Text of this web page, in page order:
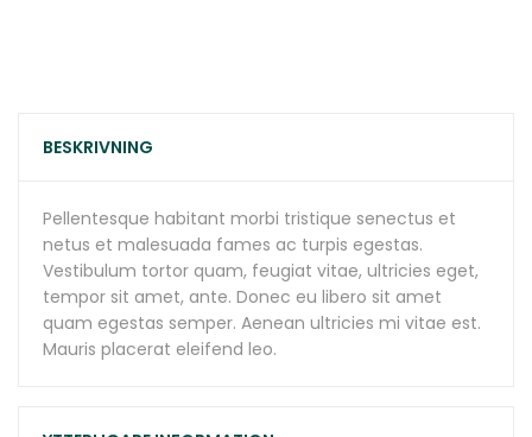
BESKRIVNING
Pellentesque habitant morbi tristique senectus et
netus et malesuada fames ac turpis egestas.
Vestibulum tortor quam, feugiat vitae, ultricies eget,
tempor sit amet, ante. Donec eu libero sit amet
quam egestas semper. Aenean ultricies mi vitae est.
Mauris placerat eleifend leo.